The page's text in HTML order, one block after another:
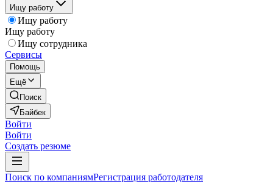
Ищу работу
Ищу работу
Ищу работу
Ищу сотрудника
Сервисы
Помощь
Ещё
Поиск
Байбек
Войти
Войти
Создать резюме
Поиск по компаниямРегистрация работодателя